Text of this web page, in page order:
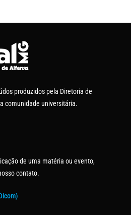
produzidos pela Diretoria de
comunidade universitária.
de uma matéria ou evento,
contato.